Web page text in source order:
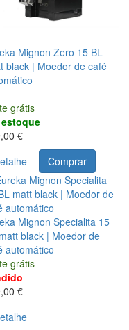
Mignon Zero 15 BL
black | Moedor de café
grátis
estoque
€
Comprar
Mignon Specialita 15
black | Moedor de
automático
grátis
€